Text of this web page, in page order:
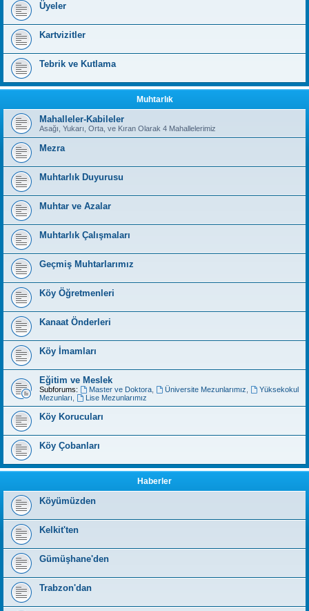
Üyeler
Kartvizitler
Tebrik ve Kutlama
Muhtarlık
Mahalleler-Kabileler
Asağı, Yukarı, Orta, ve Kıran Olarak 4 Mahallelerimiz
Mezra
Muhtarlık Duyurusu
Muhtar ve Azalar
Muhtarlık Çalışmaları
Geçmiş Muhtarlarımız
Köy Öğretmenleri
Kanaat Önderleri
Köy İmamları
Eğitim ve Meslek
Subforums: Master ve Doktora, Üniversite Mezunlarımız
Yüksekokul
Mezunları
Lise Mezunlarımız
Köy Korucuları
Köy Çobanları
Haberler
Köyümüzden
Kelkit'ten
Gümüşhane'den
Trabzon'dan